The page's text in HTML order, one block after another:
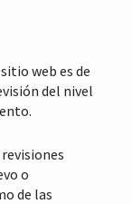
web es de
del nivel
o
de las